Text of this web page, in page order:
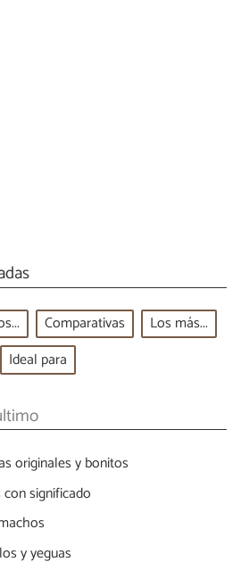
Comparativas
Los más...
Ideal para
originales y bonitos
significado
y yeguas